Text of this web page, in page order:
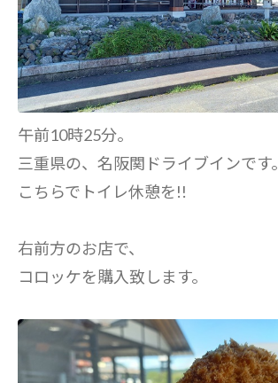
午前10時25分。
三重県の、名阪関ドライブインです。
こちらでトイレ休憩を!!
右前方のお店で、
コロッケを購入致します。